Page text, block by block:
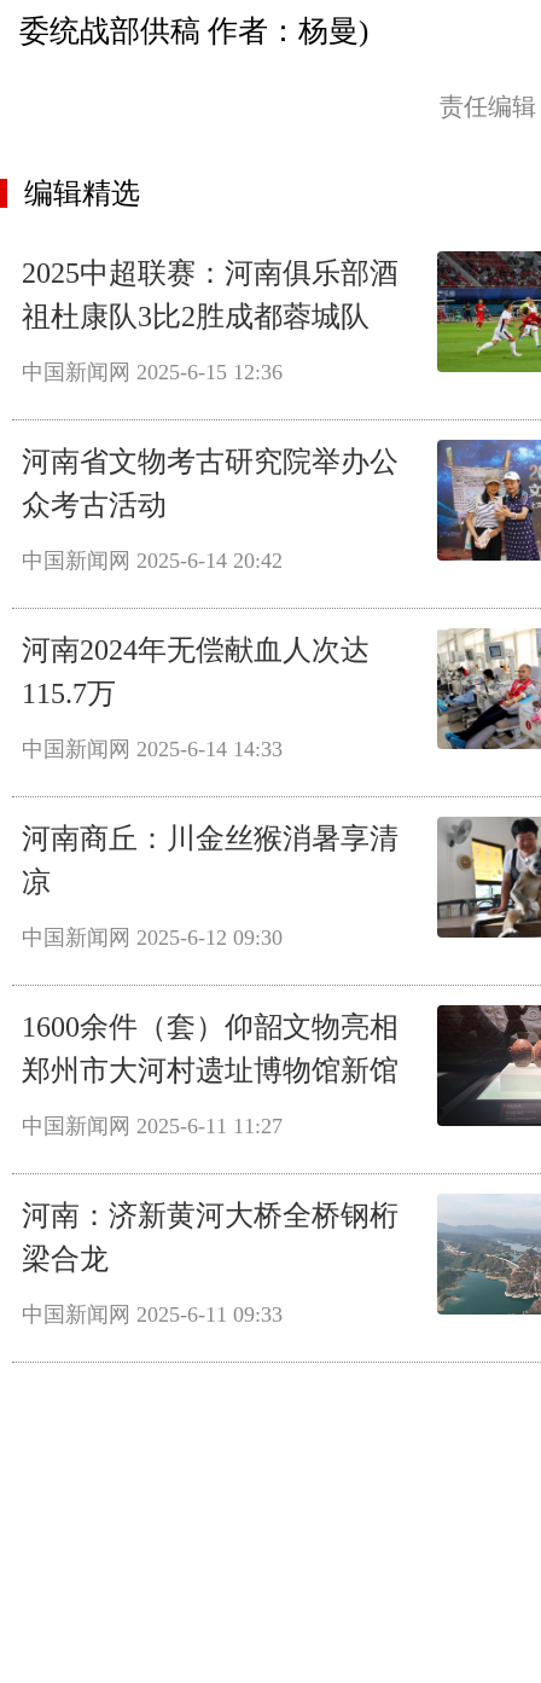
委统战部供稿 作者：杨曼)
责任编
编辑精选
2025中超联赛：河南俱乐部酒
祖杜康队3比2胜成都蓉城队
中国新闻网 2025-6-15 12:36
河南省文物考古研究院举办公
众考古活动
中国新闻网 2025-6-14 20:42
河南2024年无偿献血人次达
115.7万
中国新闻网 2025-6-14 14:33
河南商丘：川金丝猴消暑享清
凉
中国新闻网 2025-6-12 09:30
1600余件（套）仰韶文物亮相
郑州市大河村遗址博物馆新馆
中国新闻网 2025-6-11 11:27
河南：济新黄河大桥全桥钢桁
梁合龙
中国新闻网 2025-6-11 09:33